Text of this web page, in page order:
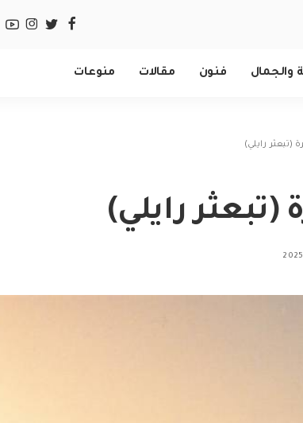
والجمال فنون مقالات منوعات
رايلي)
رايلي)